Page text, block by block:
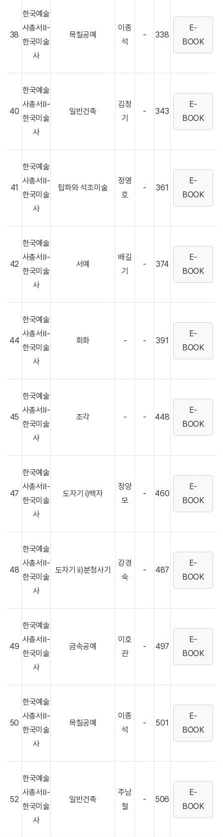
38
한국예술
사총서Ⅱ-
한국미술
사
목칠공예
이종
석
- 338
E-
BOOK
40
한국예술
사총서Ⅱ-
한국미술
사
일반건축
김정
기
- 343
E-
BOOK
41
한국예술
사총서Ⅱ-
한국미술
사
탑파와 석조미술
정영
호
- 361
E-
BOOK
42
한국예술
사총서Ⅱ-
한국미술
사
서예
배길
기
- 374
E-
BOOK
44
한국예술
사총서Ⅱ-
한국미술
사
회화 - - 391
E-
BOOK
45
한국예술
사총서Ⅱ-
한국미술
사
조각 - - 448
E-
BOOK
47
한국예술
사총서Ⅱ-
한국미술
사
도자기 ⅰ)백자
정양
모
- 460
E-
BOOK
48
한국예술
사총서Ⅱ-
한국미술
사
도자기 ⅱ)분청사기
강경
숙
- 487
E-
BOOK
49
한국예술
사총서Ⅱ-
한국미술
사
금속공예
이호
관
- 497
E-
BOOK
50
한국예술
사총서Ⅱ-
한국미술
사
목칠공예
이종
석
- 501
E-
BOOK
52
한국예술
사총서Ⅱ-
한국미술
사
일반건축
주남
철
- 506
E-
BOOK